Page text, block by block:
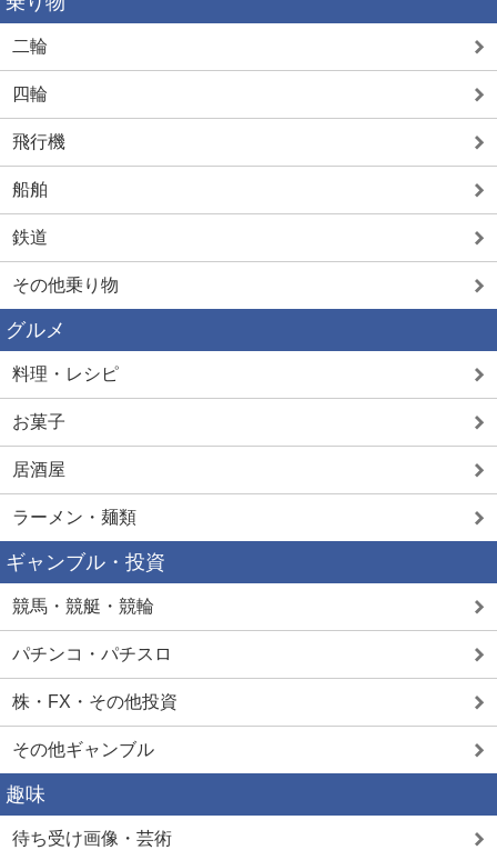
二輪
四輪
飛行機
船舶
鉄道
その他乗り物
グルメ
料理・レシピ
お菓子
居酒屋
ラーメン・麺類
ギャンブル・投資
競馬・競艇・競輪
パチンコ・パチスロ
株・FX・その他投資
その他ギャンブル
趣味
待ち受け画像・芸術